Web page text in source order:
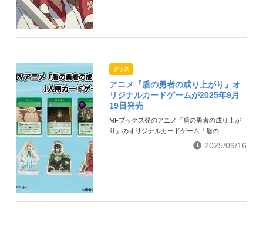
グッズ
アニメ『盾の勇者の成り上がり』オ
リジナルカードゲームが2025年9月
19日発売
MFブックス発のアニメ『盾の勇者の成り上が
り』のオリジナルカードゲーム「盾の...
2025/09/16